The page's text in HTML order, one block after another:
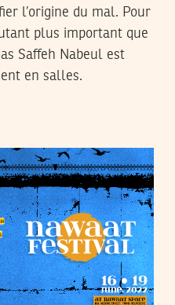
l’origine du mal. Pour
plus important que
Saffeh Nabeul est
en salles.